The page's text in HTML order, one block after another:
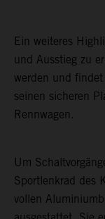
Ein weiteres
und Ausstieg zu
werden und
seinen sicheren
Rennwagen.
Um
Sportlenkrad des
vollen